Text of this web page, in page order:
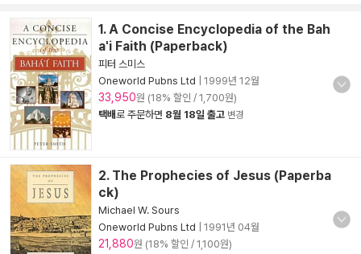
1. A Concise Encyclopedia of the Bah
a'i Faith (Paperback)
피터 스미스
Oneworld Pubns Ltd
1999년 12월
33,950원 (18% 할인 / 1,700원)
택배로 주문하면 8월 18일 출고 변경
2. The Prophecies of Jesus (Paperba
ck)
Michael W. Sours
Oneworld Pubns Ltd
1991년 04월
21,880원 (18% 할인 / 1,100원)